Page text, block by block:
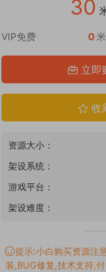
30
VIP免费 0
立即
收
资源大小：
架设系统：
游戏平台：
架设难度：
提示:小白购买资源注
装,BUG修复,技术支持,